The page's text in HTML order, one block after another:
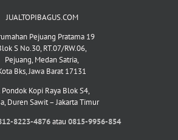
JUALTOPIBAGUS.COM
Pejuang Pratama 19
S No.30, RT.07/RW.06,
Pejuang, Medan Satria,
Bks, Jawa Barat 17131
Pondok Kopi Raya Blok S4,
Duren Sawit – Jakarta Timur
8223-4876atau 0815-9956-854